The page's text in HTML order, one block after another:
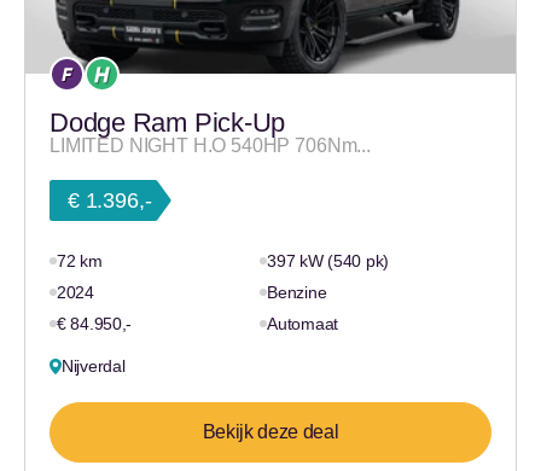
Dodge Ram Pick-Up
LIMITED NIGHT H.O 540HP 706Nm...
€ 1.396,-
72 km
397 kW (540 pk)
2024
Benzine
€ 84.950,-
Automaat
Nijverdal
Bekijk deze deal